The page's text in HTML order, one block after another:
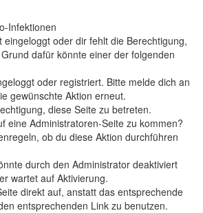
Infektionen
eingeloggt oder dir fehlt die Berechtigung,
dafür könnte einer der folgenden
oder registriert. Bitte melde dich an
gewünschte Aktion erneut.
diese Seite zu betreten.
eine Administratoren-Seite zu kommen?
ob du diese Aktion durchführen
durch den Administrator deaktiviert
wartet auf Aktivierung.
direkt auf, anstatt das entsprechende
entsprechenden Link zu benutzen.